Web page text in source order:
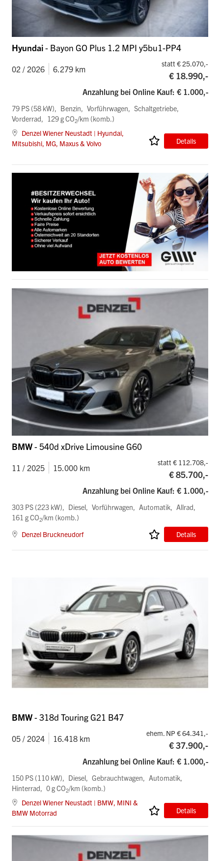
Hyundai- Bayon GO Plus 1.2 MPI y5bu1-PP4
02 / 2026 6.279 km
statt € 25.070,-
€ 18.990,-
Anzahlung bei Online Kauf: € 1.000,-
79 PS (58 kW) Benzin Vorführwagen
Schaltgetriebe
Vorderrad
129 g CO2/km (komb.)
Denzel Wiener Neustadt | Hyundai,
Mitsubishi, MG, Maxus & Volvo
Details
BMW- 540d xDrive Limousine G60
11 / 2025 15.000 km
statt € 112.708,-
€ 85.700,-
Anzahlung bei Online Kauf: € 1.000,-
303 PS (223 kW) Diesel Vorführwagen Automatik
Allrad
161 g CO2/km (komb.)
Denzel Bruckneudorf
Details
BMW- 318d Touring G21 B47
05 / 2024 16.418 km
ehem. NP € 64.341,-
€ 37.900,-
Anzahlung bei Online Kauf: € 1.000,-
150 PS (110 kW) Diesel Gebrauchtwagen
Automatik
Hinterrad
0 g CO2/km (komb.)
Denzel Wiener Neustadt | BMW, MINI &
BMW Motorrad
Details